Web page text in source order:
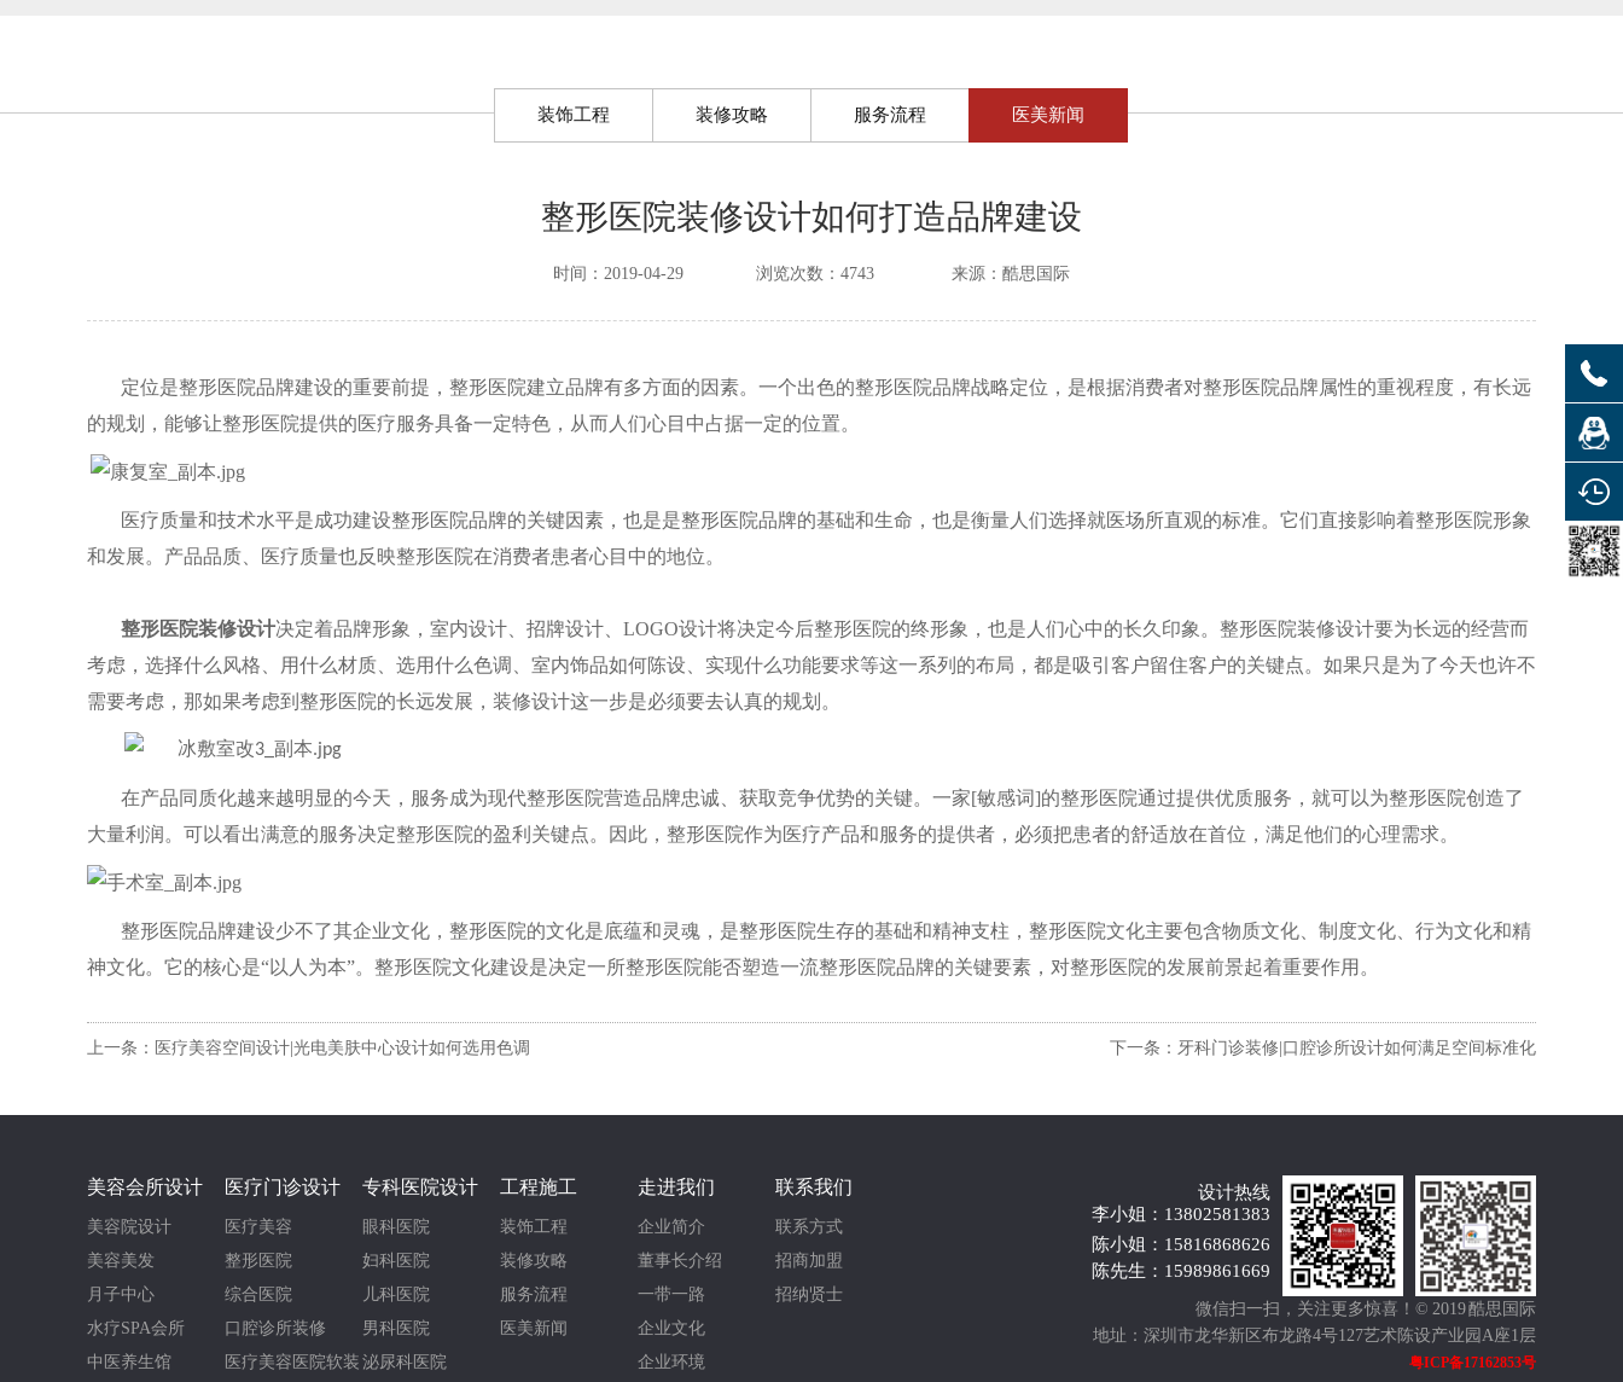
装饰工程 装修攻略 服务流程 医美新闻
整形医院装修设计如何打造品牌建设
时间：2019-04-29 浏览次数：4743 来源：酷思国际
定位是整形医院品牌建设的重要前提，整形医院建立品牌有多方面的因素。一个出色的整形医院品牌战略定位，是根据消费者对整形医院品牌属性的重视程度，有长远
的规划，能够让整形医院提供的医疗服务具备一定特色，从而人们心目中占据一定的位置。
医疗质量和技术水平是成功建设整形医院品牌的关键因素，也是是整形医院品牌的基础和生命，也是衡量人们选择就医场所直观的标准。它们直接影响着整形医院形象
和发展。产品品质、医疗质量也反映整形医院在消费者患者心目中的地位。
整形医院装修设计决定着品牌形象，室内设计、招牌设计、 LOGO设计将决定今后整形医院的终形象，也是人们心中的长久印象。整形医院装修设计要为长远的经营而
考虑，选择什么风格、用什么材质、选用什么色调、室内饰品如何陈设、实现什么功能要求等这一系列的布局，都是吸引客户留住客户的关键点。如果只是为了今天也许不
需要考虑，那如果考虑到整形医院的长远发展，装修设计这一步是必须要去认真的规划。
在产品同质化越来越明显的今天，服务成为现代整形医院营造品牌忠诚、获取竞争优势的关键。一家[敏感词]的整形医院通过提供优质服务，就可以为整形医院创造了
大量利润。可以看出满意的服务决定整形医院的盈利关键点。因此，整形医院作为医疗产品和服务的提供者，必须把患者的舒适放在首位，满足他们的心理需求。
整形医院品牌建设少不了其企业文化，整形医院的文化是底蕴和灵魂，是整形医院生存的基础和精神支柱，整形医院文化主要包含物质文化、制度文化、行为文化和精
神文化。它的核心是“以人为本”。整形医院文化建设是决定一所整形医院能否塑造一流整形医院品牌的关键要素，对整形医院的发展前景起着重要作用。
上一条：医疗美容空间设计|光电美肤中心设计如何选用色调 下一条：牙科门诊装修|口腔诊所设计如何满足空间标准化
美容会所设计
美容院设计
美容美发
月子中心
水疗SPA会所
中医养生馆
医疗门诊设计
医疗美容
整形医院
综合医院
口腔诊所装修
医疗美容医院软装
专科医院设计
眼科医院
妇科医院
儿科医院
男科医院
泌尿科医院
工程施工
装饰工程
装修攻略
服务流程
医美新闻
走进我们
企业简介
董事长介绍
一带一路
企业文化
企业环境
联系我们
联系方式
招商加盟
招纳贤士
设计热线
李小姐：13802581383
陈小姐：15816868626
陈先生：15989861669
微信扫一扫，关注更多惊喜！ © 2019 酷思国际
地址：深圳市龙华新区布龙路4号127艺术陈设产业园A座1层
粤ICP备17162853号